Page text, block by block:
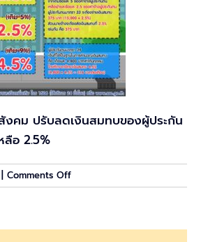
งคม ปรับลดเงินสมทบของผู้ประกัน
ลือ 2.5%
Comments Offon
เคาะ